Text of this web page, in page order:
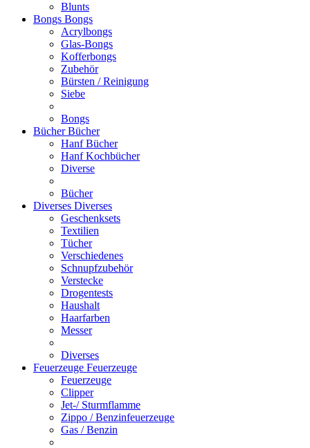
Blunts
Bongs Bongs
Acrylbongs
Glas-Bongs
Kofferbongs
Zubehör
Bürsten / Reinigung
Siebe
Bongs
BücherBücher
Hanf Bücher
Hanf Kochbücher
Diverse
Bücher
Diverses Diverses
Geschenksets
Textilien
Tücher
Verschiedenes
Schnupfzubehör
Verstecke
Drogentests
Haushalt
Haarfarben
Messer
Diverses
Feuerzeuge Feuerzeuge
Feuerzeuge
Clipper
Jet-/ Sturmflamme
Zippo / Benzinfeuerzeuge
Gas / Benzin